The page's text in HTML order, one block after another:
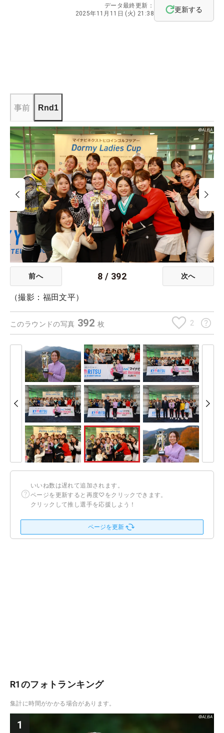
データ最終更新：
2025年11月11日 (火) 21:38
更新する
事前 Rnd1
前へ 8 / 392 次へ
（撮影：福田文平）
このラウンドの写真 392 枚 2
いいね数は遅れて追加されます。
ページを更新すると再度♡をクリックできます。
クリックして推し選手を応援しよう！
ページを更新
R1のフォトランキング
集計に時間がかかる場合があります。
1